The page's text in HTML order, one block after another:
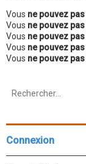
Vous ne pouvez pas
Vous ne pouvez pas
Vous ne pouvez pas
Vous ne pouvez pas
Vous ne pouvez pas
Connexion